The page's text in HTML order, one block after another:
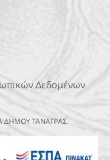
Δεδομένων
ΔΗΜΟΥ ΤΑΝΑΓΡΑΣ